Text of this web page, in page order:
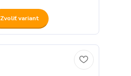
Zvoliť variant